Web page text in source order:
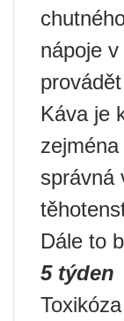
nápoje
Káva je
správná
Dále to
5 týden